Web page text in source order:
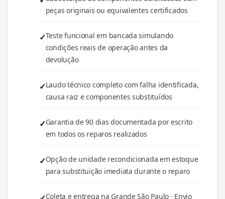
peças originais ou equivalentes certificados
Teste funcional em bancada simulando
condições reais de operação antes da
devolução
Laudo técnico completo com falha identificada,
causa raiz e componentes substituídos
Garantia de 90 dias documentada por escrito
em todos os reparos realizados
Opção de unidade recondicionada em estoque
para substituição imediata durante o reparo
Coleta e entrega na Grande São Paulo · Envio